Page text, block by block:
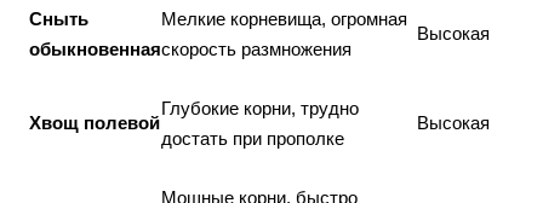
Сныть
обыкновенная
Мелкие корневища, огромная
скорость размножения
Высокая
Хвощ полевой
Глубокие корни, трудно
достать при прополке
Высокая
Мощные корни, быстро